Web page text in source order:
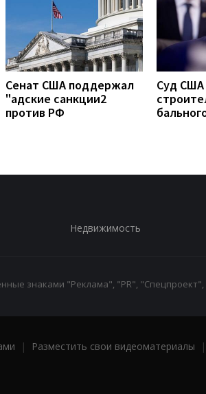
Сенат США поддержал
"адские санкции2
против РФ
Суд США
Недвижимость
знаками "Реклама", "PR",
| Разместить свои видеоматериалы |